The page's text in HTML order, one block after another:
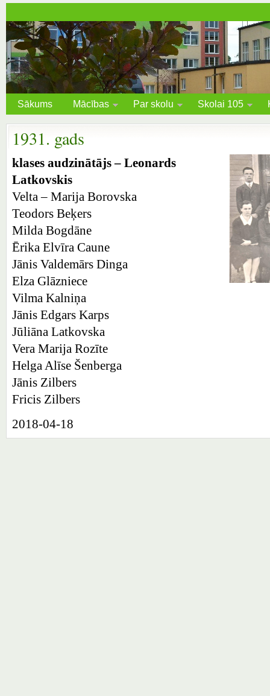
Sākums Mācības Par skolu Skolai 105
1931. gads
klases audzinātājs – Leonards
Latkovskis
Velta – Marija Borovska
Teodors Beķers
Milda Bogdāne
Ērika Elvīra Caune
Jānis Valdemārs Dinga
Elza Glāzniece
Vilma Kalniņa
Jānis Edgars Karps
Jūliāna Latkovska
Vera Marija Rozīte
Helga Alīse Šenberga
Jānis Zilbers
Fricis Zilbers
2018-04-18